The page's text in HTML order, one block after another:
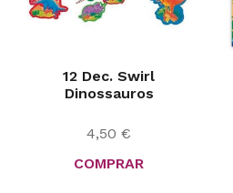
12 Dec. Swirl
Dinossauros
4,50 €
COMPRAR